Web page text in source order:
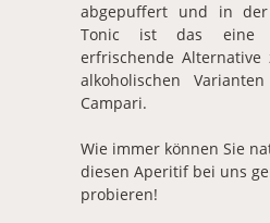
abgepuffert und in
Tonic ist das eine
erfrischende Alternative
alkoholischen
Campari.
Wie immer können Sie
diesen Aperitif bei uns
probieren!